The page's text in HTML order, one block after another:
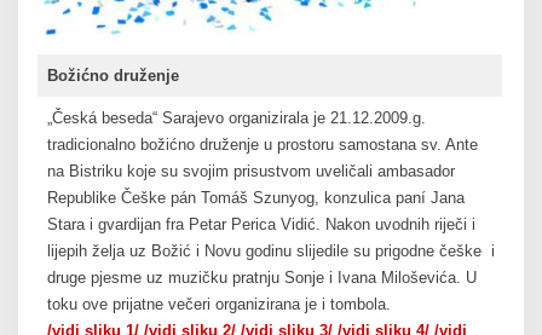
Božićno druženje
„Česká beseda“ Sarajevo organizirala je 21.12.2009.g.
tradicionalno božićno druženje u prostoru samostana sv. Ante
na Bistriku koje su svojim prisustvom uveličali ambasador
Republike Češke pán Tomáš Szunyog, konzulica paní Jana
Stara i gvardijan fra Petar Perica Vidić. Nakon uvodnih riječi i
lijepih želja uz Božić i Novu godinu slijedile su prigodne češke i
druge pjesme uz muzičku pratnju Sonje i Ivana Miloševića. U
toku ove prijatne večeri organizirana je i tombola.
/vidi sliku 1/ /vidi sliku 2/ /vidi sliku 3/ /vidi sliku 4/ /vidi